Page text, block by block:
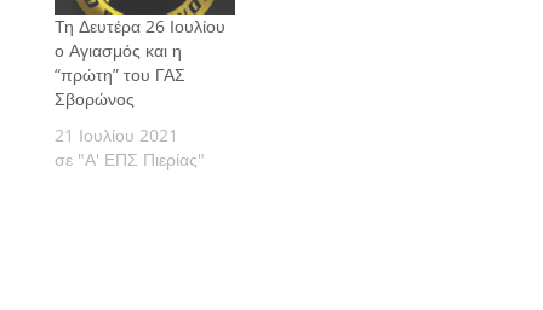
Τη Δευτέρα 26 Ιουλίου
ο Αγιασμός και η
“πρώτη” του ΓΑΣ
Σβορώνος
21 Ιουλίου 2021
σε "Α' ΕΠΣ Πιερίας"